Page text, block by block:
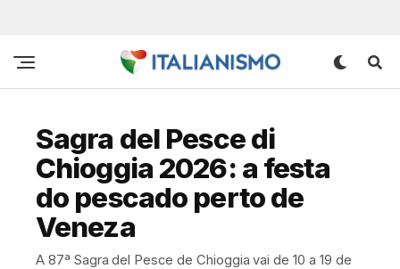
Sagra del Pesce di
Chioggia 2026: a festa
do pescado perto de
Veneza
A 87ª Sagra del Pesce de Chioggia vai de 10 a 19 de